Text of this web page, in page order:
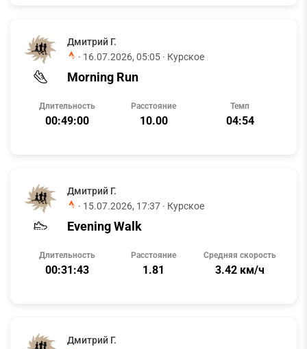
Дмитрий Г.
· 16.07.2026, 05:05 · Курское
Morning Run
Длительность
00:49:00
Расстояние
10.00
Темп
04:54
Дмитрий Г.
· 15.07.2026, 17:37 · Курское
Evening Walk
Длительность
00:31:43
Расстояние
1.81
Средняя скорость
3.42 км/ч
Дмитрий Г.